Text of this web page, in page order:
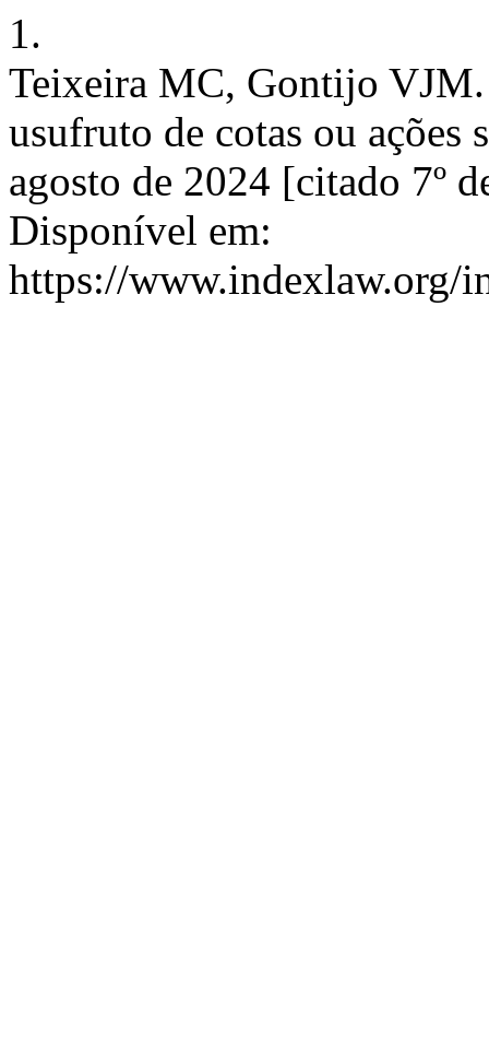
1.
Teixeira MC, Gontijo
usufruto de cotas ou
agosto de 2024 [citado 7º
Disponível em:
https://www.indexlaw.org/